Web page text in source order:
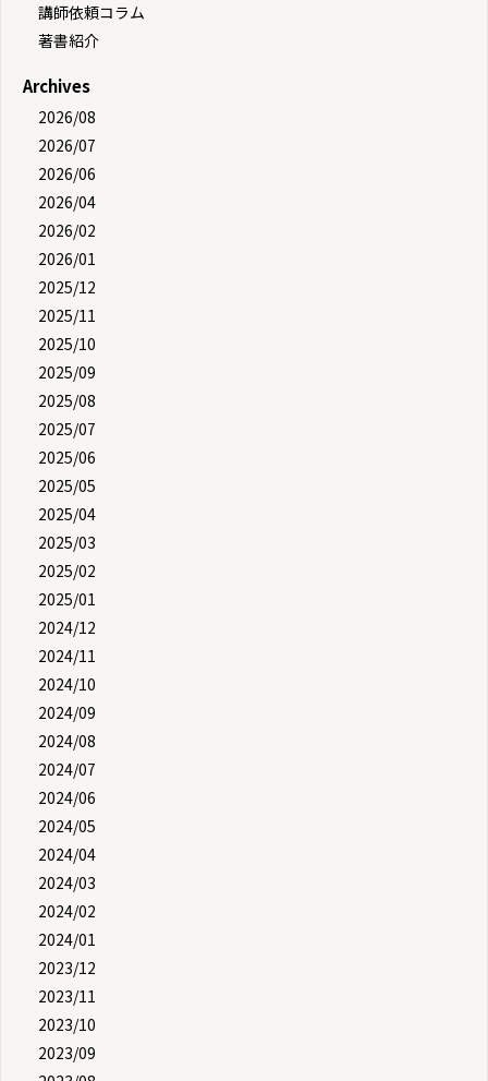
講師依頼コラム
著書紹介
Archives
2026/08
2026/07
2026/06
2026/04
2026/02
2026/01
2025/12
2025/11
2025/10
2025/09
2025/08
2025/07
2025/06
2025/05
2025/04
2025/03
2025/02
2025/01
2024/12
2024/11
2024/10
2024/09
2024/08
2024/07
2024/06
2024/05
2024/04
2024/03
2024/02
2024/01
2023/12
2023/11
2023/10
2023/09